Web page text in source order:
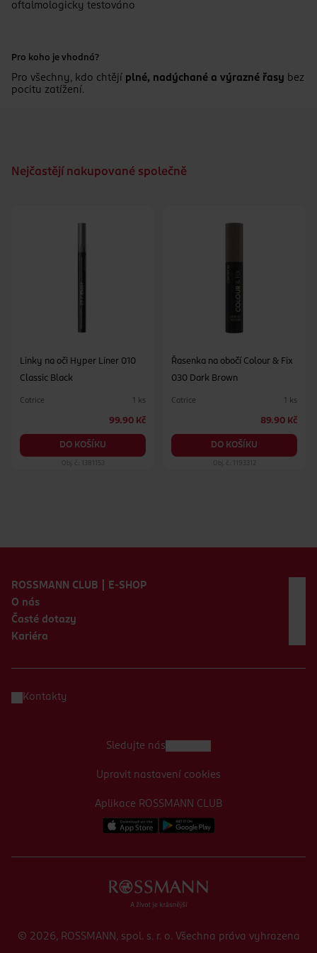
oftalmologicky testováno
Pro koho je vhodná?
Pro všechny, kdo chtějí plné, nadýchané a výrazné řasy bez
pocitu zatížení.
Nejčastějí nakupované společně
Linky na oči Hyper Liner 010
Classic Black
Catrice 1 ks
99.90 Kč
DO KOŠÍKU
Obj. č.: 1381153
Řasenka na obočí Colour & Fix
030 Dark Brown
Catrice 1 ks
89.90 Kč
DO KOŠÍKU
Obj. č.: 1193312
ROSSMANN CLUB | E-SHOP
O nás
Časté dotazy
Kariéra
Kontakty
Aplikace ROSSMANN CLUB
Sledujte nás
Upravit nastavení cookies
© 2026, ROSSMANN, spol. s. r. o. Všechna práva vyhrazena